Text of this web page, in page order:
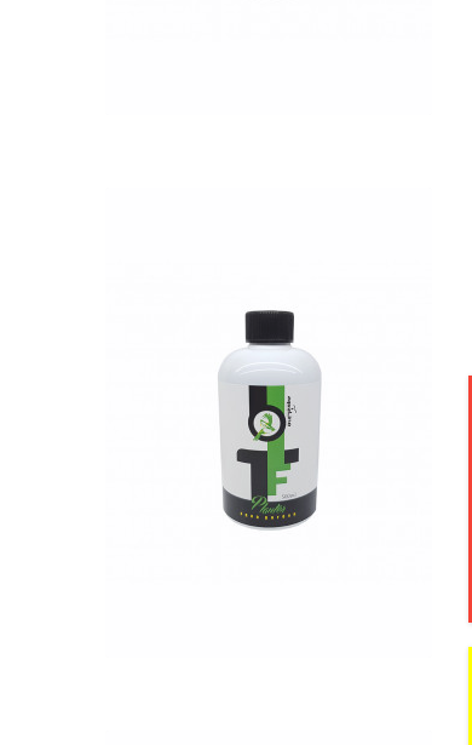
Nettó ár: 3,421 Ft
AquaLine TF Planter
500ml
KOSÁRBA